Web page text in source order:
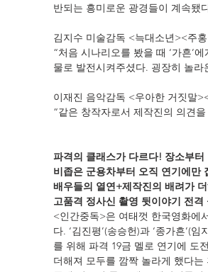
반되는 흥미로운 광경들이 계속됐
김지수 미술감독 <늑대소년><주
“처음 시나리오를 봤을 때 ‘가흔’
물로 발전시켜주셨다. 굉장히 놀라
이재진 음악감독 <우아한 거짓말
“같은 창작자로서 제작진의 의견
파격의 클래스가 다르다! 장소부
비좁은 군용차부터 오직 연기에만
배우들의 열연+제작진의 배려가
고품격 정사신 촬영 뒷이야기 전격
<인간중독>은 여태껏 한국영화에
다. ‘김진평’(송승헌)과 ‘종가흔’(
를 위해 파격 19금 멜로 연기에 도
더해져 모두를 깜짝 놀라게 했다